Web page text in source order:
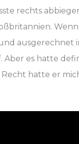
rechts
ausgerechnet
es hatte
hatte er